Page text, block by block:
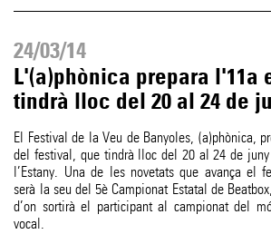
24/03/14
L'(a)phònica prepara l'11a
tindrà lloc del 20 al 24 de
El Festival de la Veu de Banyoles, (a)phònica,
del festival, que tindrà lloc del 20 al 24 de
l’Estany. Una de les novetats que avança el
serà la seu del 5è Campionat Estatal de
d’on sortirà el participant al campionat del
vocal.